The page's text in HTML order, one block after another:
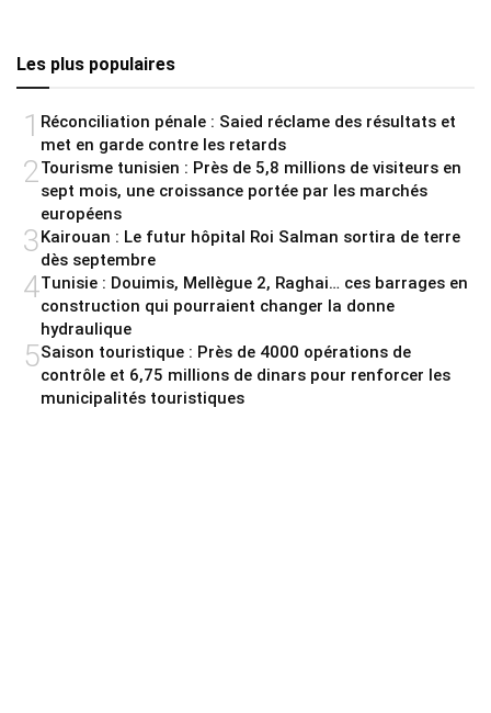
Les plus populaires
1 Réconciliation pénale : Saied réclame des résultats et
met en garde contre les retards
2 Tourisme tunisien : Près de 5,8 millions de visiteurs en
sept mois, une croissance portée par les marchés
européens
3Kairouan : Le futur hôpital Roi Salman sortira de terre
dès septembre
4Tunisie : Douimis, Mellègue 2, Raghai… ces barrages en
construction qui pourraient changer la donne
hydraulique
5Saison touristique : Près de 4000 opérations de
contrôle et 6,75 millions de dinars pour renforcer les
municipalités touristiques